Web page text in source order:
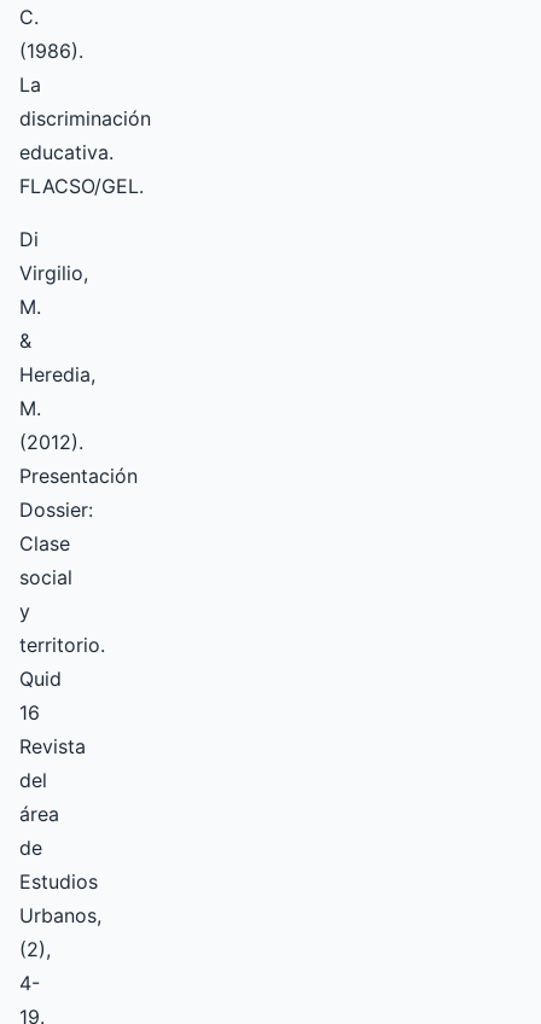
C.
(1986).
La
discriminación
educativa.
FLACSO/GEL.
Di
Virgilio,
M.
&
Heredia,
M.
(2012).
Presentación
Dossier:
Clase
social
y
territorio.
Quid
16
Revista
del
área
de
Estudios
Urbanos,
(2),
4-
19.